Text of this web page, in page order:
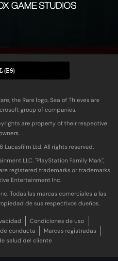
(ES)
the Rare logo, Sea of Thieves are
group of companies.
are property of their respective
Lucasfilm Ltd. All rights reserved.
LLC. "PlayStation Family Mark",
are registered trademarks or trademarks
Entertainment Inc.
Todas las marcas comerciales a las
de sus respectivos dueños.
Condiciones de uso
conducta
Marcas registradas
salud del cliente